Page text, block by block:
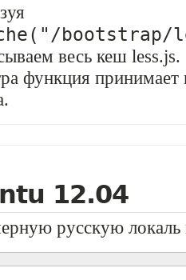
весь кеш less.js.
функция принимает
12.04
русскую